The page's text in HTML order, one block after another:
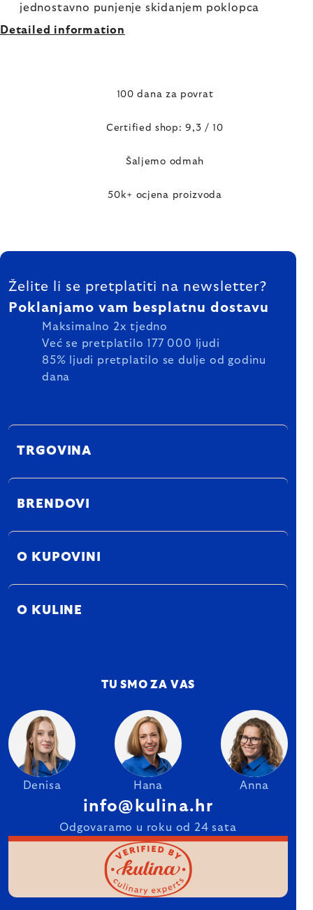
jednostavno punjenje skidanjem poklopca
Detailed information
100 dana za povrat
Certified shop: 9,3 / 10
Šaljemo odmah
50k+ ocjena proizvoda
FOOTER
Želite li se pretplatiti na newsletter?
Poklanjamo vam besplatnu dostavu
Maksimalno 2x tjedno
Već se pretplatilo 177 000 ljudi
85% ljudi pretplatilo se dulje od godinu
dana
TRGOVINA
BRENDOVI
O KUPOVINI
O KULINE
TU SMO ZA VAS
Denisa Hana Anna
info@kulina.hr
Odgovaramo u roku od 24 sata